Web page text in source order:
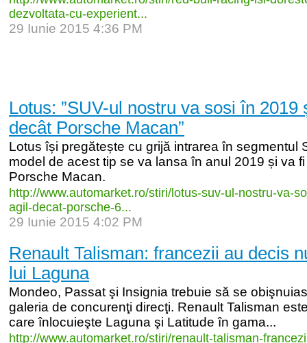
dezvoltata-cu-experient...
29 Iunie 2015 4:36 PM
Lotus: ”SUV-ul nostru va sosi în 2019
decât Porsche Macan”
Lotus își pregătește cu grijă intrarea în segmentul
model de acest tip se va lansa în anul 2019 și va
Porsche Macan.
http://www.automarket.ro/stiri/ lotus-suv-ul-nostru-va-
agil-decat-porsche-6...
29 Iunie 2015 4:02 PM
Renault Talisman: francezii au decis
lui Laguna
Mondeo, Passat şi Insignia trebuie să se
galeria de concurenţi direcţi. Renault Talisman
care înlocuieşte Laguna şi Latitude în gama...
http://www.automarket.ro/stiri/renault-talisman-